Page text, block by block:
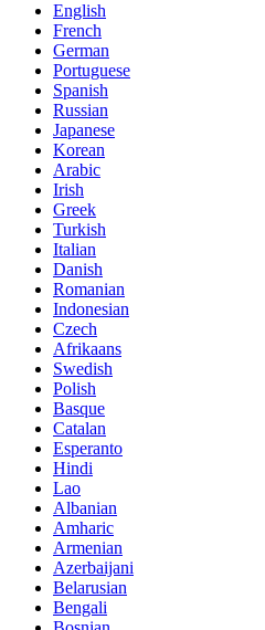
English
French
German
Portuguese
Spanish
Russian
Japanese
Korean
Arabic
Irish
Greek
Turkish
Italian
Danish
Romanian
Indonesian
Czech
Afrikaans
Swedish
Polish
Basque
Catalan
Esperanto
Hindi
Lao
Albanian
Amharic
Armenian
Azerbaijani
Belarusian
Bengali